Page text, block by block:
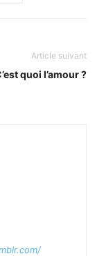
Article suivant
quoi l’amour ?